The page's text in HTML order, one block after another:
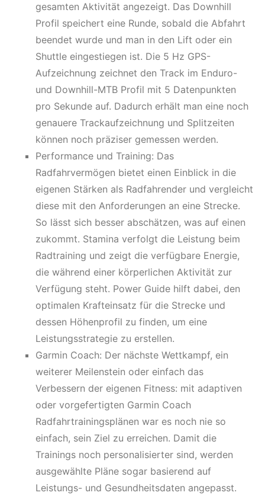
gesamten Aktivität angezeigt. Das Downhill
Profil speichert eine Runde, sobald die Abfahrt
beendet wurde und man in den Lift oder ein
Shuttle eingestiegen ist. Die 5 Hz GPS-
Aufzeichnung zeichnet den Track im Enduro-
und Downhill-MTB Profil mit 5 Datenpunkten
pro Sekunde auf. Dadurch erhält man eine noch
genauere Trackaufzeichnung und Splitzeiten
können noch präziser gemessen werden.
Performance und Training: Das
Radfahrvermögen bietet einen Einblick in die
eigenen Stärken als Radfahrender und vergleicht
diese mit den Anforderungen an eine Strecke.
So lässt sich besser abschätzen, was auf einen
zukommt. Stamina verfolgt die Leistung beim
Radtraining und zeigt die verfügbare Energie,
die während einer körperlichen Aktivität zur
Verfügung steht. Power Guide hilft dabei, den
optimalen Krafteinsatz für die Strecke und
dessen Höhenprofil zu finden, um eine
Leistungsstrategie zu erstellen.
Garmin Coach: Der nächste Wettkampf, ein
weiterer Meilenstein oder einfach das
Verbessern der eigenen Fitness: mit adaptiven
oder vorgefertigten Garmin Coach
Radfahrtrainingsplänen war es noch nie so
einfach, sein Ziel zu erreichen. Damit die
Trainings noch personalisierter sind, werden
ausgewählte Pläne sogar basierend auf
Leistungs- und Gesundheitsdaten angepasst.